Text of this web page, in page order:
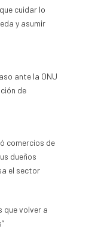
cuidar lo
y asumir
ante la ONU
de
comercios de
dueños
el sector
que volver a